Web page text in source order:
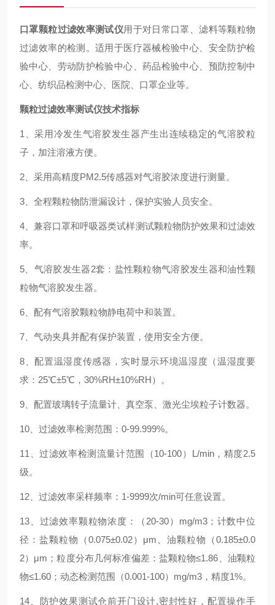
口罩颗粒过滤效率测试仪用于对日常口罩、滤料等颗粒物
过滤效率的检测。适用于医疗器械检验中心、安全防护检
验中心、劳动防护检验中心、药品检验中心、预防控制中
心、纺织品检测中心、医院、口罩企业等。
颗粒过滤效率测试仪技术指标
1、采用冷发生气溶胶发生器产生出连续稳定的气溶胶粒
子，加注溶液方便。
2、采用高精度PM2.5传感器对气溶胶浓度进行测量。
3、全程颗粒物防泄漏设计，保护实验人员安全。
4、兼容口罩和呼吸器类试样测试颗粒物防护效果和过滤效
率。
5、气溶胶发生器2套：盐性颗粒物气溶胶发生器和油性颗
粒物气溶胶发生器。
6、配有气溶胶颗粒物静电荷中和装置。
7、气动夹具并配有保护装置，使用安全方便。
8、配置温湿度传感器，实时显示环境温湿度（温湿度要
求：25℃±5℃，30%RH±10%RH）。
9、配置玻璃转子流量计、真空泵、激光尘埃粒子计数器。
10、过滤效率检测范围：0-99.999%。
11、过滤效率检测流量计范围（10-100）L/min，精度2.5
级。
12、过滤效率采样频率：1-9999次/min可任意设置。
13、过滤效率颗粒物浓度：（20-30）mg/m3；计数中位
径：盐颗粒物（0.075±0.02）μm、油颗粒物（0.185±0.0
2）μm；粒度分布几何标准偏差：盐颗粒物≤1.86、油颗粒
物≤1.60；动态检测范围（0.001-100）mg/m3，精度1%。
14、防护效果测试仓前开门设计,密封性好，配置操作手